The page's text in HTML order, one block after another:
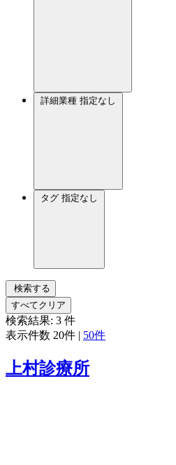
詳細業種 指定なし
タグ 指定なし
検索する
すべてクリア
検索結果: 3 件
表示件数 20件 | 50件
上村診療所